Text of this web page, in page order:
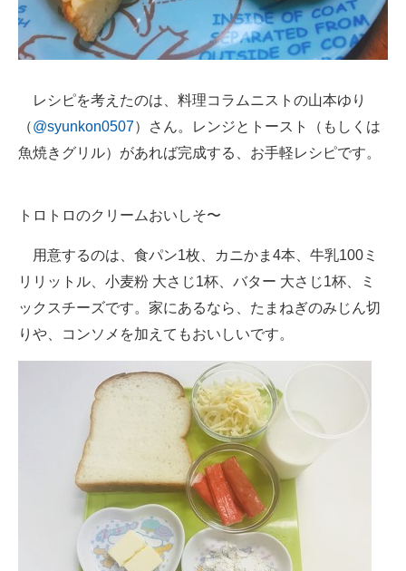
マーケ×ITの今がよく分かる
ITエンジニア向け専門サイト
IT製品の技術・比較・事例
製造業のIT導入・活用を支援
電子設計の基本と応用
エネルギーの専門メディア
ちょっと気になるネットの話題
レシピを考えたのは、料理コラムニストの山本ゆり
（@syunkon0507）さん。レンジとトースト（もしくは
魚焼きグリル）があれば完成する、お手軽レシピです。
トロトロのクリームおいしそ〜
用意するのは、食パン1枚、カニかま4本、牛乳100ミ
リリットル、小麦粉 大さじ1杯、バター 大さじ1杯、ミ
ックスチーズです。家にあるなら、たまねぎのみじん切
りや、コンソメを加えてもおいしいです。